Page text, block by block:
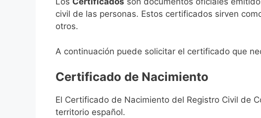
civil de las personas. Estos certificados sirven
otros.
A continuación puede solicitar el certificado que
Certificado de Nacimiento
El Certificado de Nacimiento del Registro Civil de
territorio español.